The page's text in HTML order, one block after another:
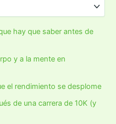
hay que saber antes de
y a la mente en
el rendimiento se desplome
de una carrera de 10K (y